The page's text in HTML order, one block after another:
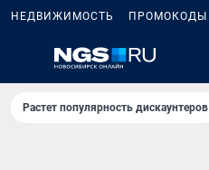
НЕДВИЖИМОСТЬ ПРОМОКОДЫ
Растет популярность дискаунтеров